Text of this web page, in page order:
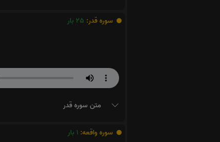
سوره قدر: 25 بار
متن سوره قدر
سوره واقعه: 1 بار